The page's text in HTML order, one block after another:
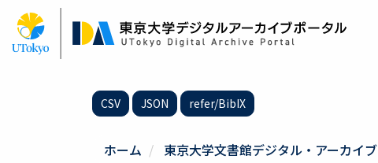
ン
CSV JSON refer/BibIX
ホーム 東京大学文書館デジタル・アーカイブ